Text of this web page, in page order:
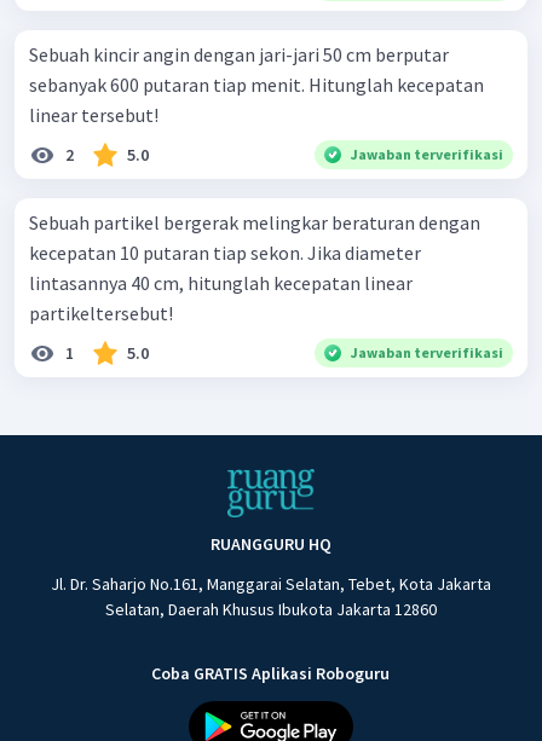
Sebuah kincir angin dengan jari-jari 50 cm berputar
sebanyak 600 putaran tiap menit. Hitunglah kecepatan
linear tersebut!
2 5.0 Jawaban terverifikasi
Sebuah partikel bergerak melingkar beraturan dengan
kecepatan 10 putaran tiap sekon. Jika diameter
lintasannya 40 cm, hitunglah kecepatan linear
partikeltersebut!
1 5.0 Jawaban terverifikasi
RUANGGURU HQ
Jl. Dr. Saharjo No.161, Manggarai Selatan, Tebet, Kota Jakarta
Selatan, Daerah Khusus Ibukota Jakarta 12860
Coba GRATIS Aplikasi Roboguru